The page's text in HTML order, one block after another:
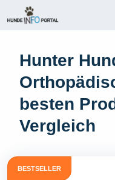
Inhalt
Hunter
besten
Vergleich
BESTSELLER